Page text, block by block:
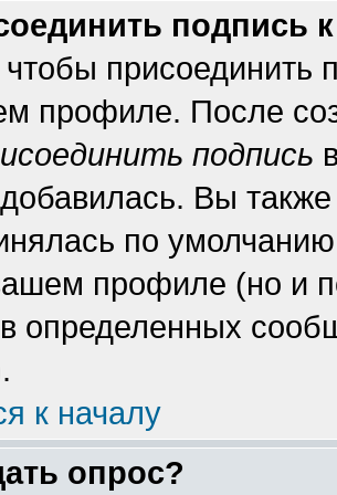
подпись
чтобы присоединить
профиле. После
подпись
Вы
по
профиле (но и
определенных
к началу
опрос?